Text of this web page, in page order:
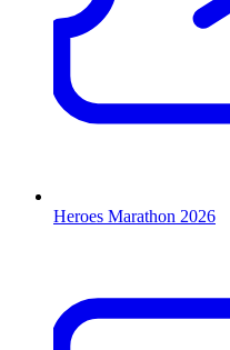
Heroes Marathon 2026